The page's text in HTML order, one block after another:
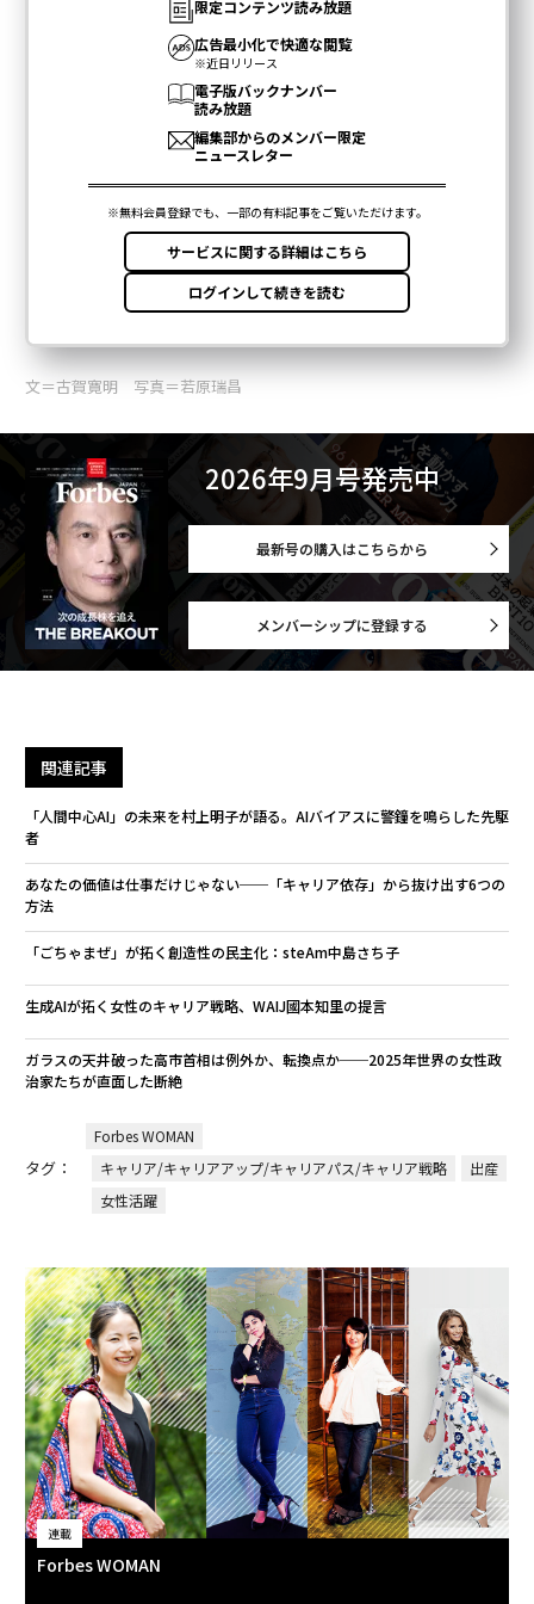
文＝古賀寛明 写真＝若原瑞昌
2026年9月号発売中
最新号の購入はこちらから
メンバーシップに登録する
関連記事
「人間中心AI」の未来を村上明子が語る。AIバイアスに警鐘を鳴らした先駆
者
あなたの価値は仕事だけじゃない──「キャリア依存」から抜け出す6つの
方法
「ごちゃまぜ」が拓く創造性の民主化：steAm中島さち子
生成AIが拓く女性のキャリア戦略、WAIJ國本知里の提言
ガラスの天井破った高市首相は例外か、転換点か──2025年世界の女性政
治家たちが直面した断絶
タグ：
Forbes WOMAN
キャリア/キャリアアップ/キャリアパス/キャリア戦略
出産
女性活躍
連載
Forbes WOMAN